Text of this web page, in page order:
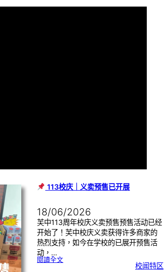
113校庆｜义卖预售已开展
18/06/2026
芙中113周年校庆义卖预售预售活动已经
开始了！芙中校庆义卖获得许多商家的
热烈支持，如今在学校的已展开预售活
动，…
閱讀全文:
校闻特区